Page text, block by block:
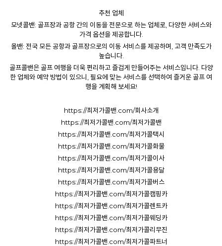
추천 업체
모넷콜밴: 골프장과 공항 간의 이동을 전문으로 하는 업체로, 다양한 서비스와
가격 옵션을 제공합니다.
올밴: 전국 모든 공항과 골프장으로의 이동 서비스를 제공하며, 고객 만족도가
높습니다.
골프콜밴은 골프 여행을 더욱 편리하고 즐겁게 만들어주는 서비스입니다. 다양
한 업체와 예약 방법이 있으니, 필요에 맞는 서비스를 선택하여 즐거운 골프 여
행을 계획해 보세요!
https://최저가콜밴.com/회사소개
https://최저가콜밴.com/최저가콜밴
https://최저가콜밴.com/최저가콜택시
https://최저가콜밴.com/최저가콜화물
https://최저가콜밴.com/최저가콜이사
https://최저가콜밴.com/최저가콜용달
https://최저가콜밴.com/최저가콜버스
https://최저가콜밴.com/최저가콜캠핑카
https://최저가콜밴.com/최저가콜렌트카
https://최저가콜밴.com/최저가콜웨딩카
https://최저가콜밴.com/최저가콜리무진
https://최저가콜밴.com/최저가콜파트너